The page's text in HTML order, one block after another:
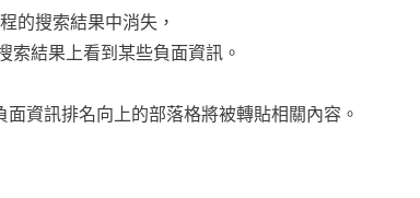
的搜索結果中消失，
索結果上看到某些負面資訊。
資訊排名向上的部落格將被轉貼相關內容。